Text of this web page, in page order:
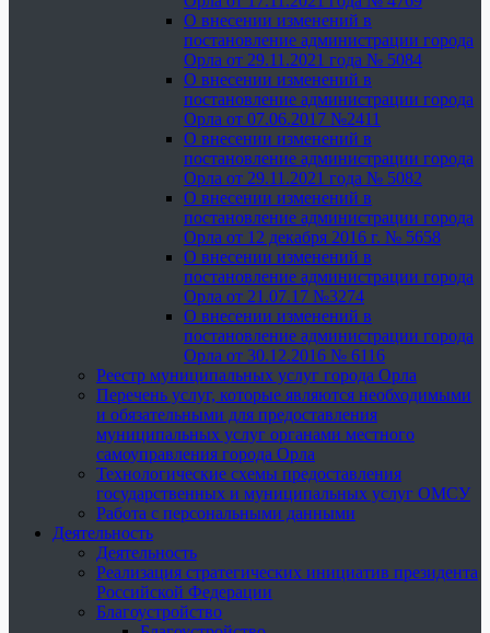
О внесении изменений в
постановление администрации города
Орла от 29.11.2021 года № 5084
О внесении изменений в
постановление администрации города
Орла от 07.06.2017 №2411
О внесении изменений в
постановление администрации города
Орла от 29.11.2021 года № 5082
О внесении изменений в
постановление администрации города
Орла от 12 декабря 2016 г. № 5658
О внесении изменений в
постановление администрации города
Орла от 21.07.17 №3274
О внесении изменений в
постановление администрации города
Орла от 30.12.2016 № 6116
Реестр муниципальных услуг города Орла
Перечень услуг, которые являются необходимыми
и обязательными для предоставления
муниципальных услуг органами местного
самоуправления города Орла
Технологические схемы предоставления
государственных и муниципальных услуг ОМСУ
Работа с персональными данными
Деятельность
Деятельность
Реализация стратегических инициатив президента
Российской Федерации
Благоустройство